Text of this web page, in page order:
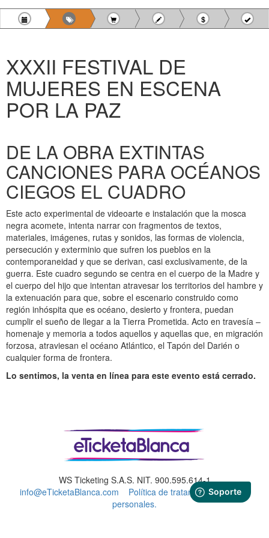
XXXII FESTIVAL DE
MUJERES EN ESCENA
POR LA PAZ
DE LA OBRA EXTINTAS
CANCIONES PARA OCÉANOS
CIEGOS EL CUADRO
Este acto experimental de videoarte e instalación que la mosca
negra acomete, intenta narrar con fragmentos de textos,
materiales, imágenes, rutas y sonidos, las formas de violencia,
persecución y exterminio que sufren los pueblos en la
contemporaneidad y que se derivan, casi exclusivamente, de la
guerra. Este cuadro segundo se centra en el cuerpo de la Madre y
el cuerpo del hijo que intentan atravesar los territorios del hambre y
la extenuación para que, sobre el escenario construido como
región inhóspita que es océano, desierto y frontera, puedan
cumplir el sueño de llegar a la Tierra Prometida. Acto en travesía –
homenaje y memoria a todos aquellos y aquellas que, en migración
forzosa, atraviesan el océano Atlántico, el Tapón del Darién o
cualquier forma de frontera.
Lo sentimos, la venta en línea para este evento está cerrado.
WS Ticketing S.A.S. NIT. 900.595.614-1
info@eTicketaBlanca.com
Política de tratamiento de datos
personales.